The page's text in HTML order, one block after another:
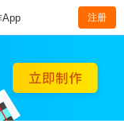
App 注册